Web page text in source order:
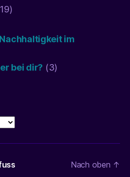
im
bei dir? (3)
Nach oben ↑